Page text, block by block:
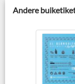
Andere